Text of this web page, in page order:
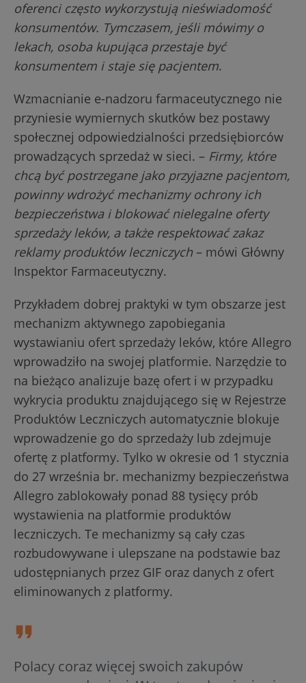
oferenci często wykorzystują nieświadomość
konsumentów. Tymczasem, jeśli mówimy o
lekach, osoba kupująca przestaje być
konsumentem i staje się pacjentem.
Wzmacnianie e-nadzoru farmaceutycznego nie
przyniesie wymiernych skutków bez postawy
społecznej odpowiedzialności przedsiębiorców
prowadzących sprzedaż w sieci. – Firmy, które
chcą być postrzegane jako przyjazne pacjentom,
powinny wdrożyć mechanizmy ochrony ich
bezpieczeństwa i blokować nielegalne oferty
sprzedaży leków, a także respektować zakaz
reklamy produktów leczniczych– mówi Główny
Inspektor Farmaceutyczny.
Przykładem dobrej praktyki w tym obszarze jest
mechanizm aktywnego zapobiegania
wystawianiu ofert sprzedaży leków, które Allegro
wprowadziło na swojej platformie. Narzędzie to
na bieżąco analizuje bazę ofert i w przypadku
wykrycia produktu znajdującego się w Rejestrze
Produktów Leczniczych automatycznie blokuje
wprowadzenie go do sprzedaży lub zdejmuje
ofertę z platformy. Tylko w okresie od 1 stycznia
do 27 września br. mechanizmy bezpieczeństwa
Allegro zablokowały ponad 88 tysięcy prób
wystawienia na platformie produktów
leczniczych. Te mechanizmy są cały czas
rozbudowywane i ulepszane na podstawie baz
udostępnianych przez GIF oraz danych z ofert
eliminowanych z platformy.
Polacy coraz więcej swoich zakupów